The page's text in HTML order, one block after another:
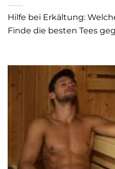
Hilfe bei Erkältung:
Finde die besten Tees